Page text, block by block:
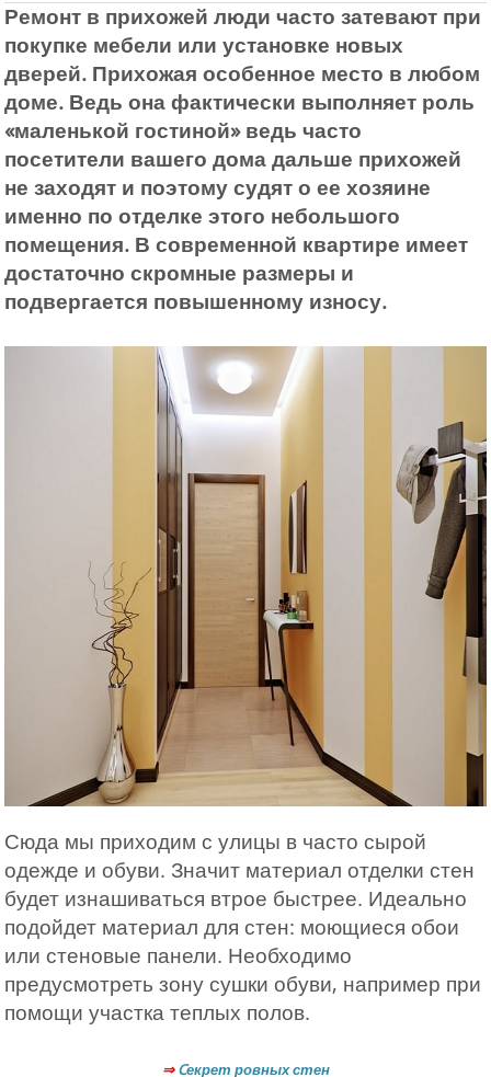
Ремонт в прихожей люди часто затевают при
покупке мебели или установке новых
дверей. Прихожая особенное место в любом
доме. Ведь она фактически выполняет роль
«маленькой гостиной» ведь часто
посетители вашего дома дальше прихожей
не заходят и поэтому судят о ее хозяине
именно по отделке этого небольшого
помещения. В современной квартире имеет
достаточно скромные размеры и
подвергается повышенному износу.
Сюда мы приходим с улицы в часто сырой
одежде и обуви. Значит материал отделки стен
будет изнашиваться втрое быстрее. Идеально
подойдет материал для стен: моющиеся обои
или стеновые панели. Необходимо
предусмотреть зону сушки обуви, например при
помощи участка теплых полов.
⇒Cекрет ровных стен